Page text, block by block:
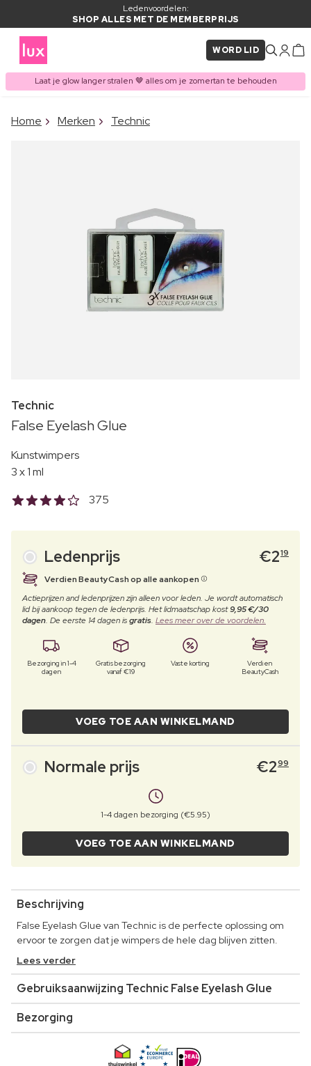
Ledenvoordelen:
SHOP ALLES MET DE MEMBERPRIJS
WORD LID
Laat je glow langer stralen 🤎 alles om je zomertan te behouden
ITEM TOEGEVOEGD AAN
Home Merken Technic
Technic
False Eyelash Glue
Kunstwimpers
3 x 1 ml
375
Ledenprijs €219
Verdien BeautyCash op alle aankopen
Actieprijzen and ledenprijzen zijn alleen voor leden. Je wordt automatisch
lid bij aankoop tegen de ledenprijs. Het lidmaatschap kost9,95 €/30
dagen. De eerste 14 dagen isgratis. Lees meer over de voordelen.
Bezorging in 1-4
dagen
Gratis bezorging
vanaf €19
Vaste korting
Verdien
BeautyCash
VOEG TOE AAN WINKELMAND
Normale prijs €299
1-4 dagen bezorging (€5.95)
VOEG TOE AAN WINKELMAND
Beschrijving
False Eyelash Glue van Technic is de perfecte oplossing om
ervoor te zorgen dat je wimpers de hele dag blijven zitten.
Lees verder
Gebruiksaanwijzing Technic False Eyelash Glue
Bezorging